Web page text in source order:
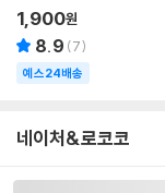
1,900원
8.9 (7)
예스24배송
네이처&로코코